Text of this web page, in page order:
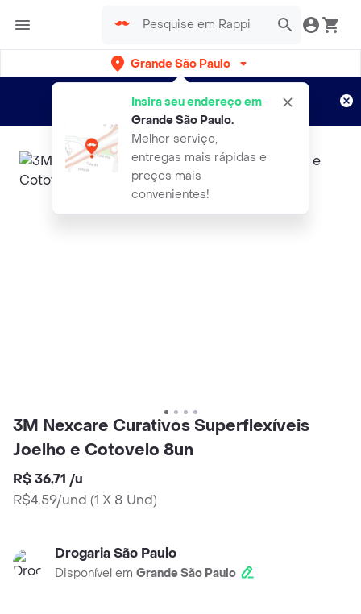
Grande São Paulo
Insira seu endereço em
Grande São Paulo.
Melhor serviço,
entregas mais rápidas e
preços mais
convenientes!
Entregas grátis por 15 dias!
Aplicam T&C
3M Nexcare Curativos Superflexíveis
Joelho e Cotovelo 8un
R$ 36,71 /u
R$4.59/und (1 X 8 Und)
Drogaria São Paulo
Disponível em Grande São Paulo